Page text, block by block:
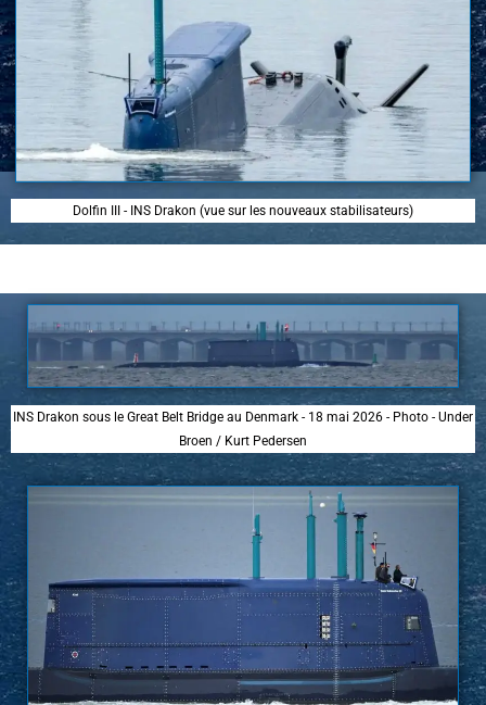
Dolfin III - INS Drakon (vue sur les nouveaux stabilisateurs)
INS Drakon sous le Great Belt Bridge au Denmark - 18 mai 2026 - Photo - Under
Broen / Kurt Pedersen